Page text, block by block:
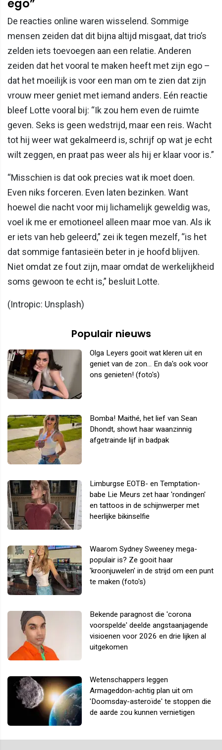
ego”
De reacties online waren wisselend. Sommige
mensen zeiden dat dit bijna altijd misgaat, dat trio’s
zelden iets toevoegen aan een relatie. Anderen
zeiden dat het vooral te maken heeft met zijn ego –
dat het moeilijk is voor een man om te zien dat zijn
vrouw meer geniet met iemand anders. Eén reactie
bleef Lotte vooral bij: “Ik zou hem even de ruimte
geven. Seks is geen wedstrijd, maar een reis. Wacht
tot hij weer wat gekalmeerd is, schrijf op wat je echt
wilt zeggen, en praat pas weer als hij er klaar voor is.”
“Misschien is dat ook precies wat ik moet doen.
Even niks forceren. Even laten bezinken. Want
hoewel die nacht voor mij lichamelijk geweldig was,
voel ik me er emotioneel alleen maar moe van. Als ik
er iets van heb geleerd,” zei ik tegen mezelf, “is het
dat sommige fantasieën beter in je hoofd blijven.
Niet omdat ze fout zijn, maar omdat de werkelijkheid
soms gewoon te echt is,” besluit Lotte.
(Intropic: Unsplash)
Populair nieuws
Olga Leyers gooit wat kleren uit en
geniet van de zon... En da's ook voor
ons genieten! (foto's)
Bomba! Maithé, het lief van Sean
Dhondt, showt haar waanzinnig
afgetrainde lijf in badpak
Limburgse EOTB- en Temptation-
babe Lie Meurs zet haar 'rondingen'
en tattoos in de schijnwerper met
heerlijke bikinselfie
Waarom Sydney Sweeney mega-
populair is? Ze gooit haar
'kroonjuwelen' in de strijd om een punt
te maken (foto's)
Bekende paragnost die 'corona
voorspelde' deelde angstaanjagende
visioenen voor 2026 en drie lijken al
uitgekomen
Wetenschappers leggen
Armageddon-achtig plan uit om
'Doomsday-asteroïde' te stoppen die
de aarde zou kunnen vernietigen